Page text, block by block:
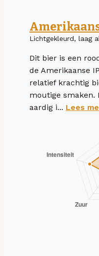
Lichtgekleurd, laag
Dit bier is een
de Amerikaanse
relatief krachtig
moutige smaken.
aardig i... Lees